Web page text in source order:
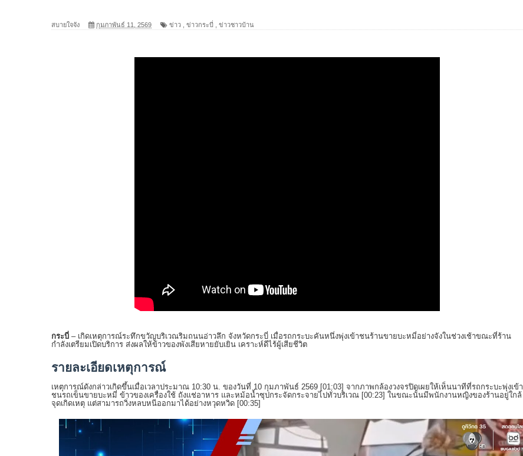
สบายใจจัง กุมภาพันธ์ 11, 2569 ข่าว ข่าวกระบี่ ข่าวชาวบ้าน
กระบี่ – เกิดเหตุการณ์ระทึกขวัญบริเวณริมถนนอ่าวลึก จังหวัดกระบี่ เมื่อรถกระบะคันหนึ่งพุ่งเข้าชนร้านขายบะหมี่อย่างจังในช่วงเช้าขณะที่ร้าน
กำลังเตรียมเปิดบริการ ส่งผลให้ข้าวของพังเสียหายยับเยิน เคราะห์ดีไร้ผู้เสียชีวิต
รายละเอียดเหตุการณ์
เหตุการณ์ดังกล่าวเกิดขึ้นเมื่อเวลาประมาณ 10:30 น. ของวันที่ 10 กุมภาพันธ์ 2569 [01:03] จากภาพกล้องวงจรปิดเผยให้เห็นนาทีที่รถกระบะพุ่งเข้า
ชนรถเข็นขายบะหมี่ ข้าวของเครื่องใช้ ถังแช่อาหาร และหม้อน้ำซุปกระจัดกระจายไปทั่วบริเวณ [00:23] ในขณะนั้นมีพนักงานหญิงของร้านอยู่ใกล้
จุดเกิดเหตุ แต่สามารถวิ่งหลบหนีออกมาได้อย่างหวุดหวิด [00:35]